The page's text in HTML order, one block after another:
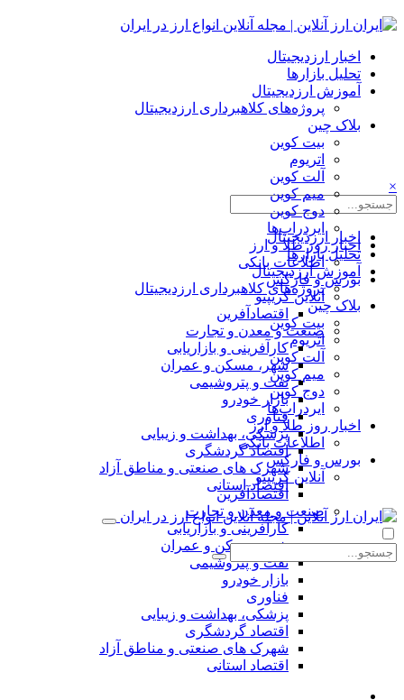
اخبار ارزدیجیتال
تحلیل بازارها
آموزش ارزدیجیتال
پروژه‌های کلاهبرداری ارزدیجیتال
بلاک چین
بیت کوین
اتریوم
آلت کوین
میم کوین‌
دوج کوین
ایردراپ‌ها
اخبار روز طلا و ارز
اطلاعات بانکی
بورس و فارکس
آنلاین کریپتو
اقتصادآفرین
صنعت و معدن و تجارت
کارآفرینی و بازاریابی
شهر، مسکن و عمران
نفت و پتروشیمی
بازار خودرو
فناوری
پزشکی، بهداشت و زیبایی
اقتصاد گردشگری
شهرک های صنعتی و مناطق آزاد
اقتصاد استانی
×
اخبار ارزدیجیتال
تحلیل بازارها
آموزش ارزدیجیتال
پروژه‌های کلاهبرداری ارزدیجیتال
بلاک چین
بیت کوین
اتریوم
آلت کوین
میم کوین‌
دوج کوین
ایردراپ‌ها
اخبار روز طلا و ارز
اطلاعات بانکی
بورس و فارکس
آنلاین کریپتو
اقتصادآفرین
صنعت و معدن و تجارت
کارآفرینی و بازاریابی
شهر، مسکن و عمران
نفت و پتروشیمی
بازار خودرو
فناوری
پزشکی، بهداشت و زیبایی
اقتصاد گردشگری
شهرک های صنعتی و مناطق آزاد
اقتصاد استانی